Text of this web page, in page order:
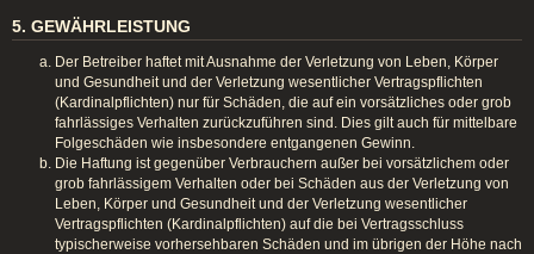
5. GEWÄHRLEISTUNG
Der Betreiber haftet mit Ausnahme der Verletzung von Leben, Körper
und Gesundheit und der Verletzung wesentlicher Vertragspflichten
(Kardinalpflichten) nur für Schäden, die auf ein vorsätzliches oder grob
fahrlässiges Verhalten zurückzuführen sind. Dies gilt auch für mittelbare
Folgeschäden wie insbesondere entgangenen Gewinn.
Die Haftung ist gegenüber Verbrauchern außer bei vorsätzlichem oder
grob fahrlässigem Verhalten oder bei Schäden aus der Verletzung von
Leben, Körper und Gesundheit und der Verletzung wesentlicher
Vertragspflichten (Kardinalpflichten) auf die bei Vertragsschluss
typischerweise vorhersehbaren Schäden und im übrigen der Höhe nach